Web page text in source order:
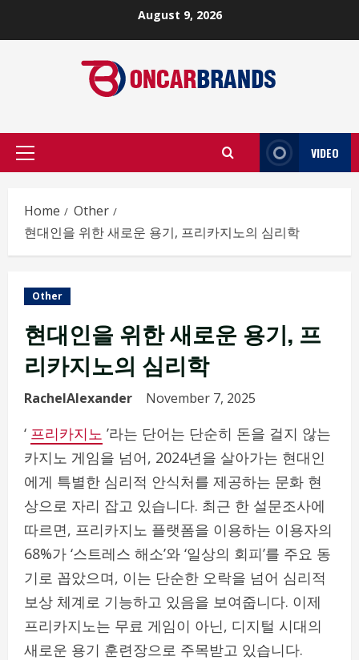
August 9, 2026
Primary
VIDEO
Home
Other
현대인을 위한 새로운 용기, 프리카지노의 심리학
Other
현대인을 위한 새로운 용기, 프
리카지노의 심리학
RachelAlexander November 7, 2025
‘ 프리카지노 ’라는 단어는 단순히 돈을 걸지 않는
카지노 게임을 넘어, 2024년을 살아가는 현대인
에게 특별한 심리적 안식처를 제공하는 문화 현
상으로 자리 잡고 있습니다. 최근 한 설문조사에
따르면, 프리카지노 플랫폼을 이용하는 이용자의
68%가 ‘스트레스 해소’와 ‘일상의 회피’를 주요 동
기로 꼽았으며, 이는 단순한 오락을 넘어 심리적
보상 체계로 기능하고 있음을 보여줍니다. 이제
프리카지노는 무료 게임이 아닌, 디지털 시대의
새로운 용기 훈련장으로 주목받고 있습니다.